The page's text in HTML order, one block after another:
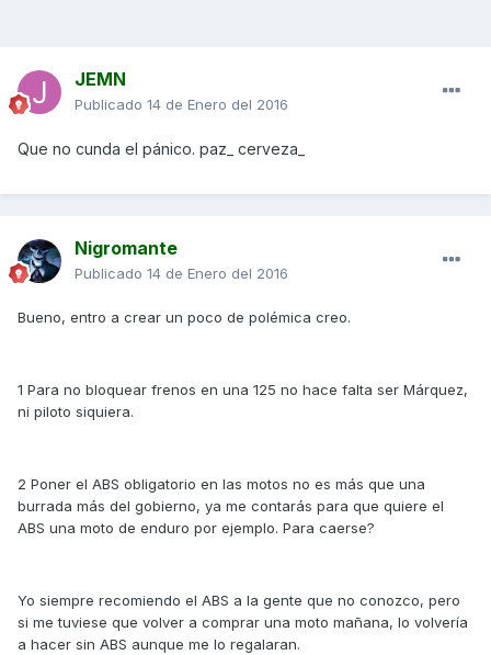
JEMN
Publicado 14 de Enero del 2016
Que no cunda el pánico. paz_ cerveza_
Nigromante
Publicado 14 de Enero del 2016
Bueno, entro a crear un poco de polémica creo.
1 Para no bloquear frenos en una 125 no hace falta ser Márquez,
ni piloto siquiera.
2 Poner el ABS obligatorio en las motos no es más que una
burrada más del gobierno, ya me contarás para que quiere el
ABS una moto de enduro por ejemplo. Para caerse?
Yo siempre recomiendo el ABS a la gente que no conozco, pero
si me tuviese que volver a comprar una moto mañana, lo volvería
a hacer sin ABS aunque me lo regalaran.